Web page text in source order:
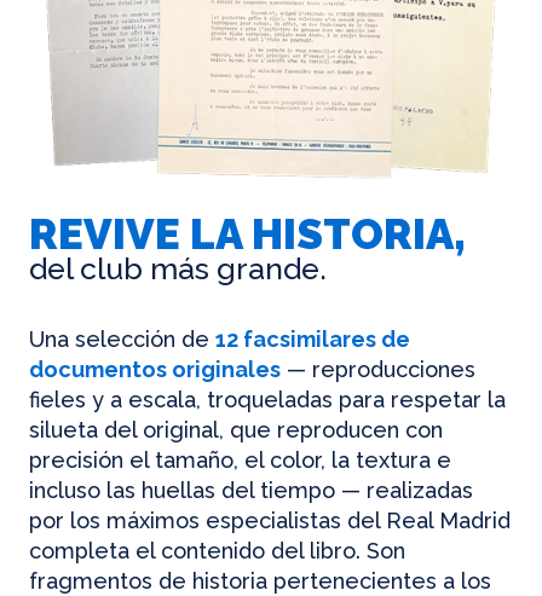
REVIVE LA HISTORIA,
del club más grande.
Una selección de 12 facsimilares de
documentos originales — reproducciones
fieles y a escala, troqueladas para respetar la
silueta del original, que reproducen con
precisión el tamaño, el color, la textura e
incluso las huellas del tiempo — realizadas
por los máximos especialistas del Real Madrid
completa el contenido del libro. Son
fragmentos de historia pertenecientes a los